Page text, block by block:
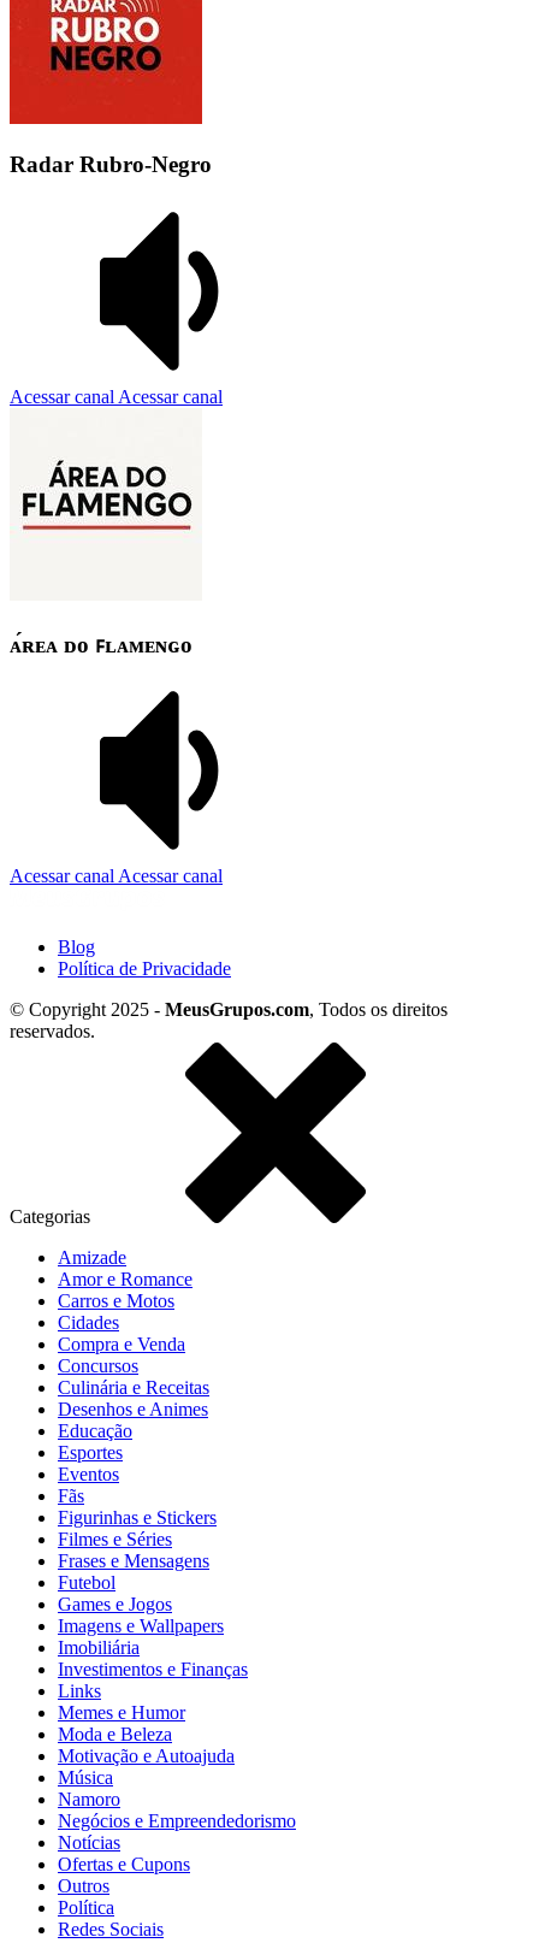
Radar Rubro-Negro
Acessar canal Acessar canal
ᴀ́ʀᴇᴀ ᴅᴏ ꜰʟᴀᴍᴇɴɢᴏ
Acessar canal Acessar canal
Blog
Política de Privacidade
© Copyright 2025 - MeusGrupos.com, Todos os direitos
reservados.
Categorias
Amizade
Amor e Romance
Carros e Motos
Cidades
Compra e Venda
Concursos
Culinária e Receitas
Desenhos e Animes
Educação
Esportes
Eventos
Fãs
Figurinhas e Stickers
Filmes e Séries
Frases e Mensagens
Futebol
Games e Jogos
Imagens e Wallpapers
Imobiliária
Investimentos e Finanças
Links
Memes e Humor
Moda e Beleza
Motivação e Autoajuda
Música
Namoro
Negócios e Empreendedorismo
Notícias
Ofertas e Cupons
Outros
Política
Redes Sociais